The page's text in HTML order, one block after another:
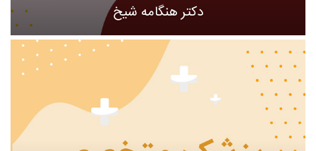
دکتر هنگامه شیخ